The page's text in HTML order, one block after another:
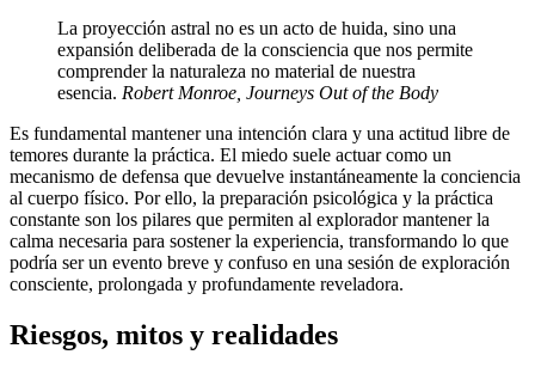
La proyección astral no es un acto de huida, sino una
expansión deliberada de la consciencia que nos permite
comprender la naturaleza no material de nuestra
esencia. Robert Monroe, Journeys Out of the Body
Es fundamental mantener una intención clara y una actitud libre de
temores durante la práctica. El miedo suele actuar como un
mecanismo de defensa que devuelve instantáneamente la conciencia
al cuerpo físico. Por ello, la preparación psicológica y la práctica
constante son los pilares que permiten al explorador mantener la
calma necesaria para sostener la experiencia, transformando lo que
podría ser un evento breve y confuso en una sesión de exploración
consciente, prolongada y profundamente reveladora.
Riesgos, mitos y realidades